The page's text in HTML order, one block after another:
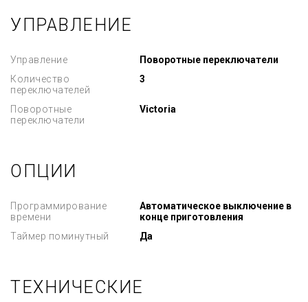
УПРАВЛЕНИЕ
Управление
Поворотные переключатели
Количество
переключателей
3
Поворотные
переключатели
Victoria
ОПЦИИ
Программирование
времени
Автоматическое выключение в
конце приготовления
Таймер поминутный
Да
ТЕХНИЧЕСКИЕ